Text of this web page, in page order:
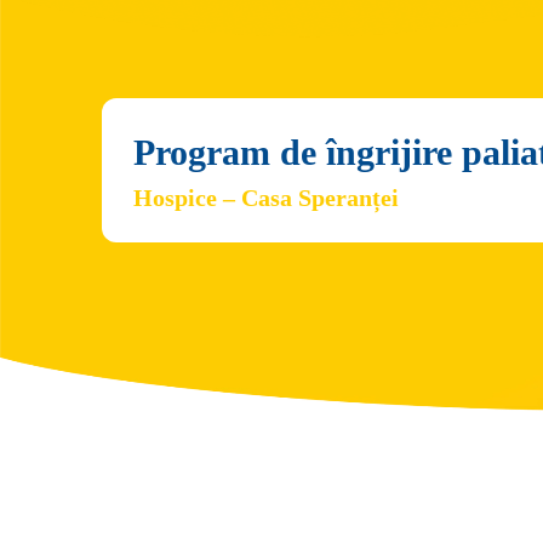
Program de îngrijire
Hospice – Casa Speranței